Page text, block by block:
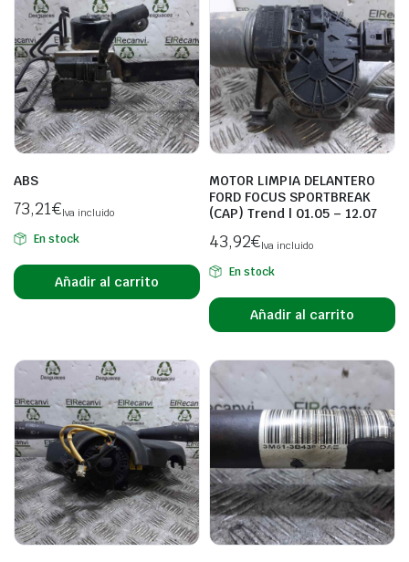
ABS
73,21€Iva incluido
En stock
Añadir al carrito
MOTOR LIMPIA DELANTERO
FORD FOCUS SPORTBREAK
(CAP) Trend | 01.05 – 12.07
43,92€Iva incluido
En stock
Añadir al carrito